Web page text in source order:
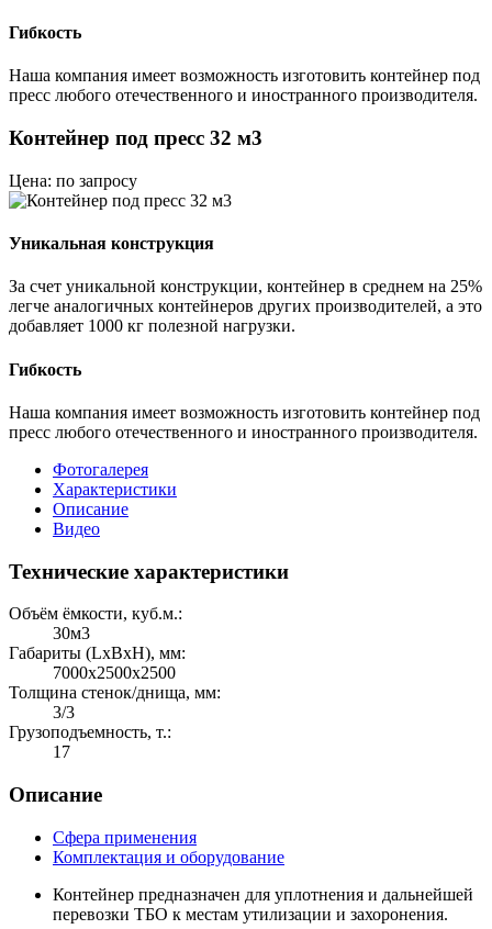
Гибкость
Наша компания имеет возможность изготовить контейнер под
пресс любого отечественного и иностранного производителя.
Контейнер под пресс 32 м3
Цена: по запросу
Уникальная конструкция
За счет уникальной конструкции, контейнер в среднем на 25%
легче аналогичных контейнеров других производителей, а это
добавляет 1000 кг полезной нагрузки.
Гибкость
Наша компания имеет возможность изготовить контейнер под
пресс любого отечественного и иностранного производителя.
Фотогалерея
Характеристики
Описание
Видео
Технические характеристики
Объём ёмкости, куб.м.:
30м3
Габариты (LхBхH), мм:
7000х2500х2500
Толщина стенок/днища, мм:
3/3
Грузоподъемность, т.:
17
Описание
Сфера применения
Комплектация и оборудование
Контейнер предназначен для уплотнения и дальнейшей
перевозки ТБО к местам утилизации и захоронения.